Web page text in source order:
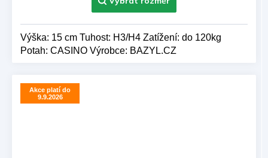
Výška: 15 cm Tuhost: H3/H4 Zatížení: do 120kg
Potah: CASINO Výrobce: BAZYL.CZ
Akce platí do
9.9.2026